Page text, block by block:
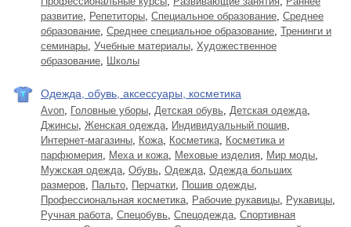
развитие, Репетиторы, Специальное образование, Среднее
образование, Среднее специальное образование, Тренинги и
семинары, Учебные материалы, Художественное
образование, Школы
Одежда, обувь, аксессуары, косметика
Avon, Головные уборы, Детская обувь, Детская одежда,
Джинсы, Женская одежда, Индивидуальный пошив,
Интернет-магазины, Кожа, Косметика, Косметика и
парфюмерия, Меха и кожа, Меховые изделия, Мир моды,
Мужская одежда, Обувь, Одежда, Одежда больших
размеров, Пальто, Перчатки, Пошив одежды,
Профессиональная косметика, Рабочие рукавицы, Рукавицы,
Ручная работа, Спецобувь, Спецодежда, Спортивная